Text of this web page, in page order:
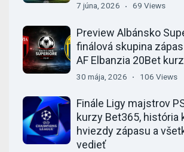
7 júna, 2026 69 Views
Preview Albánsko
finálová skupina
AF Elbanzia 20Bet
30 mája, 2026 106 Views
Finále Ligy majstrov
kurzy Bet365, história
hviezdy zápasu a
vedieť